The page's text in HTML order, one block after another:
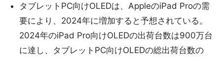
タブレットPC向けOLEDは、AppleのiPad Proの需
要により、2024年に増加すると予想されている。
2024年のiPad Pro向けOLEDの出荷台数は900万台
に達し、タブレットPC向けOLEDの総出荷台数の